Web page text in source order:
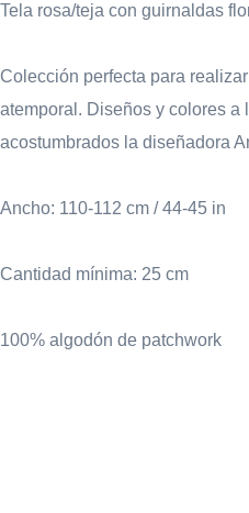
Tela rosa/teja con guirnaldas
Colección perfecta para
atemporal. Diseños y colores a
acostumbrados la diseñadora
Ancho: 110-112 cm / 44-45 in
Cantidad mínima: 25 cm
100% algodón de patchwork